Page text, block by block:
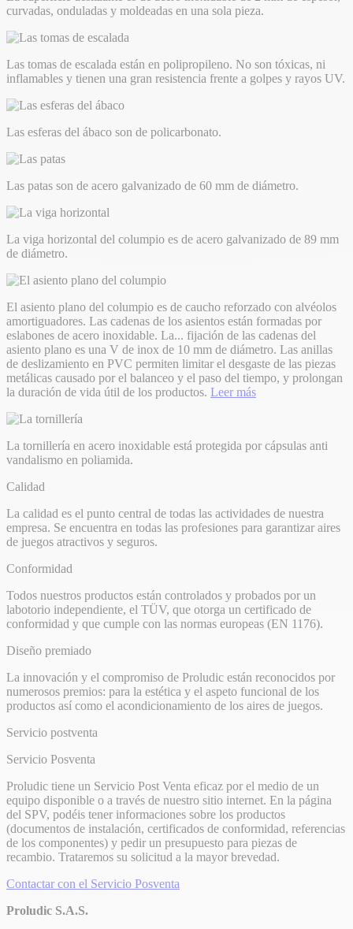
curvadas, onduladas y moldeadas en una sola pieza.
Las tomas de escalada están en polipropileno. No son tóxicas, ni
inflamables y tienen una gran resistencia frente a golpes y rayos UV.
Las esferas del ábaco son de policarbonato.
Las patas son de acero galvanizado de 60 mm de diámetro.
La viga horizontal del columpio es de acero galvanizado de 89 mm
de diámetro.
El asiento plano del columpio es de caucho reforzado con alvéolos
amortiguadores. Las cadenas de los asientos están formadas por
eslabones de acero inoxidable. La... fijación de las cadenas del
asiento plano es una V de inox de 10 mm de diámetro. Las anillas
de deslizamiento en PVC permiten limitar el desgaste de las piezas
metálicas causado por el balanceo y el paso del tiempo, y prolongan
la duración de vida útil de los productos. Leer más
La tornillería en acero inoxidable está protegida por cápsulas anti
vandalismo en poliamida.
Calidad
La calidad es el punto central de todas las actividades de nuestra
empresa. Se encuentra en todas las profesiones para garantizar aires
de juegos atractivos y seguros.
Conformidad
Todos nuestros productos están controlados y probados por un
labotorio independiente, el TÜV, que otorga un certificado de
conformidad y que cumple con las normas europeas (EN 1176).
Diseño premiado
La innovación y el compromiso de Proludic están reconocidos por
numerosos premios: para la estética y el aspeto funcional de los
productos así como el acondicionamiento de los aires de juegos.
Servicio postventa
Servicio Posventa
Proludic tiene un Servicio Post Venta eficaz por el medio de un
equipo disponible o a través de nuestro sitio internet. En la página
del SPV, podéis tener informaciones sobre los productos
(documentos de instalación, certificados de conformidad, referencias
de los componentes) y pedir un presupuesto para piezas de
recambio. Trataremos su solicitud a la mayor brevedad.
Contactar con el Servicio Posventa
Proludic S.A.S.